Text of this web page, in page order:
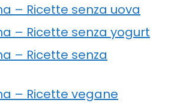
– Ricette senza uova
– Ricette senza yogurt
– Ricette senza
– Ricette vegane